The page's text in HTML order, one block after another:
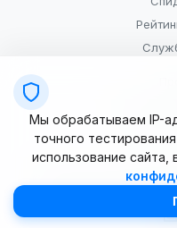
© 2025–2026
Мы обрабатываем IP-
точного
использование сайта,